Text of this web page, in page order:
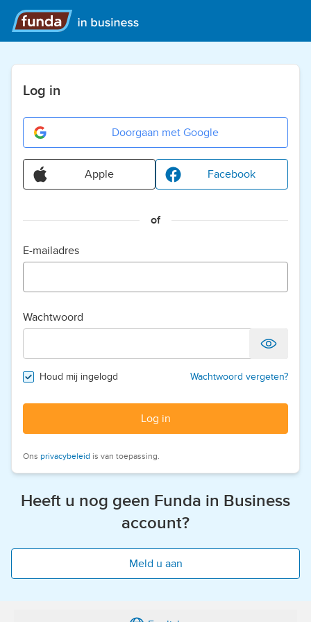
Log in
Doorgaan met Google
Apple Facebook
of
E-mailadres
Wachtwoord
Houd mij ingelogd Wachtwoord vergeten?
Log in
Ons privacybeleid is van toepassing.
Heeft u nog geen Funda in Business
account?
Meld u aan